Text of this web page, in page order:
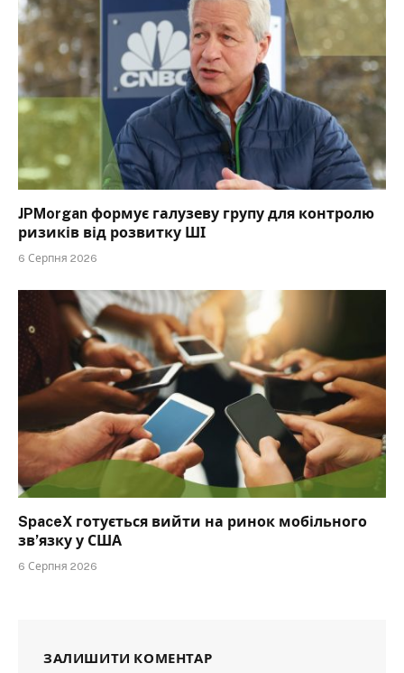
JPMorgan формує галузеву групу для контролю
ризиків від розвитку ШІ
6 Серпня 2026
SpaceX готується вийти на ринок мобільного
зв’язку у США
6 Серпня 2026
ЗАЛИШИТИ КОМЕНТАР